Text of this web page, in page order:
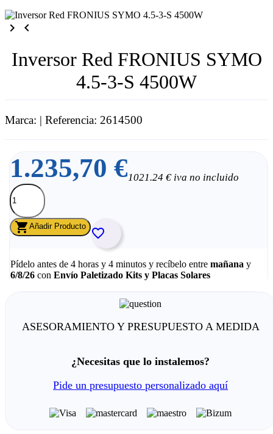
keyboard_arrow_right keyboard_arrow_left
Inversor Red FRONIUS SYMO
4.5-3-S 4500W
Marca: | Referencia: 2614500
1.235,70 €1021.24 € iva no incluido
 Añadir Producto 
Pídelo antes de 4 horas y 4 minutos y recíbelo entre mañana y
6/8/26 con Envío Paletizado Kits y Placas Solares
ASESORAMIENTO Y PRESUPUESTO A MEDIDA
¿Necesitas que lo instalemos?
Pide un presupuesto personalizado aquí